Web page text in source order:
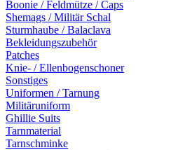
Boonie / Feldmütze / Caps
Shemags / Militär Schal
Sturmhaube / Balaclava
Bekleidungszubehör
Patches
Knie- / Ellenbogenschoner
Sonstiges
Uniformen / Tarnung
Militäruniform
Ghillie Suits
Tarnmaterial
Tarnschminke